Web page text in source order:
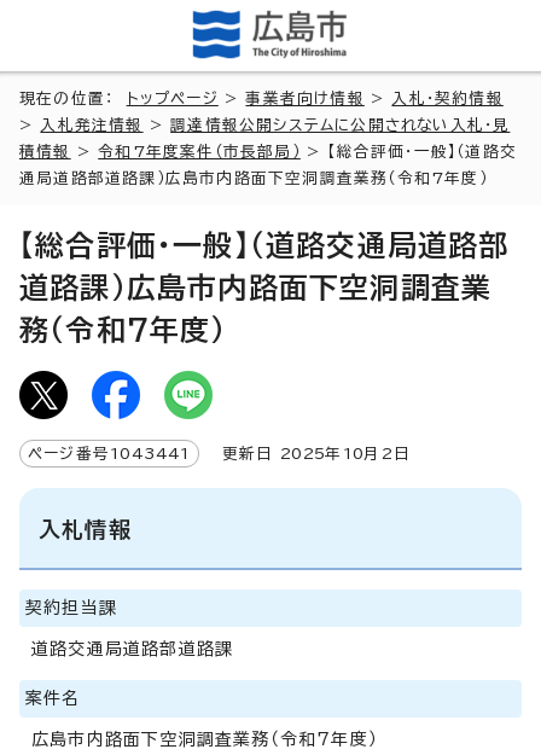
現在の位置： トップページ >事業者向け情報 >
入札・契約情報
>
入札発注情報 >調達情報公開システムに公開されない入札・見
積情報
>令和7年度案件（市長部局）
> 【総合評価・一般】（道路交
通局道路部道路課）広島市内路面下空洞調査業務（令和7年度）
【総合評価・一般】（道路交通局道路部
道路課）広島市内路面下空洞調査業
務（令和7年度）
ページ番号 1043441 更新日 2025年 10月2日
入札情報
契約担当課
道路交通局道路部道路課
案件名
広島市内路面下空洞調査業務（令和7年度）